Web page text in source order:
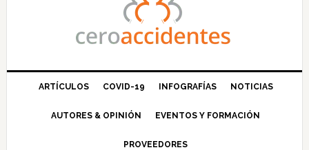
ARTÍCULOS COVID-19 INFOGRAFÍAS NOTICIAS
AUTORES & OPINIÓN EVENTOS Y FORMACIÓN
PROVEEDORES